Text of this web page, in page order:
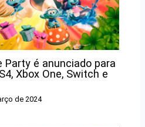
Party é anunciado para
Xbox One, Switch e
de 2024